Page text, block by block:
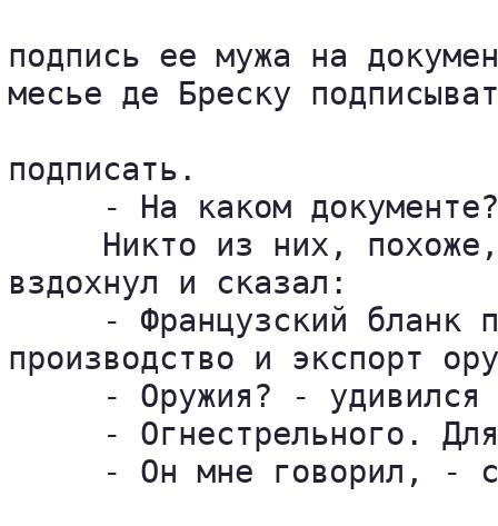
подпись ее мужа на
месье де Бреску
подписать.
- На каком
Никто из них,
вздохнул и сказал:
- Французский бланк
производство и экспорт
- Оружия? - удивился
- Огнестрельного.
- Он мне говорил, -